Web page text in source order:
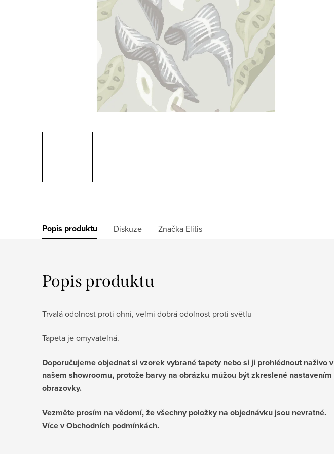
Popis produktu Diskuze Značka Elitis
Popis produktu
Trvalá odolnost proti ohni, velmi dobrá odolnost proti světlu
Tapeta je omyvatelná.
Doporučujeme objednat si vzorek vybrané tapety nebo si ji prohlédnout naživo v
našem showroomu, protože barvy na obrázku můžou být zkreslené nastavením
obrazovky.
Vezměte prosím na vědomí, že všechny položky na objednávku jsou nevratné.
Více v Obchodních podmínkách.